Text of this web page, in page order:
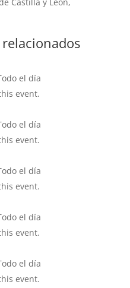
el día
event.
el día
event.
el día
event.
el día
event.
el día
event.